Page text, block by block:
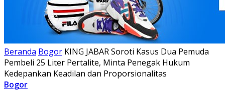
Beranda Bogor KING JABAR Soroti Kasus Dua Pemuda
Pembeli 25 Liter Pertalite, Minta Penegak Hukum
Kedepankan Keadilan dan Proporsionalitas
Bogor